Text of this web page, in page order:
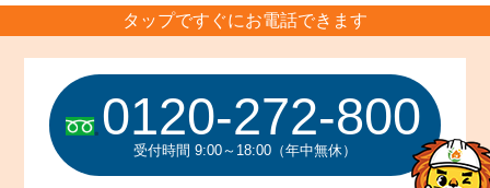
タップですぐにお電話できます
0120-272-800
受付時間 9:00～18:00（年中無休）